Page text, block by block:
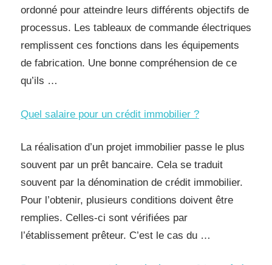
ordonné pour atteindre leurs différents objectifs de
processus. Les tableaux de commande électriques
remplissent ces fonctions dans les équipements
de fabrication. Une bonne compréhension de ce
qu’ils …
Quel salaire pour un crédit immobilier ?
La réalisation d’un projet immobilier passe le plus
souvent par un prêt bancaire. Cela se traduit
souvent par la dénomination de crédit immobilier.
Pour l’obtenir, plusieurs conditions doivent être
remplies. Celles-ci sont vérifiées par
l’établissement prêteur. C’est le cas du …